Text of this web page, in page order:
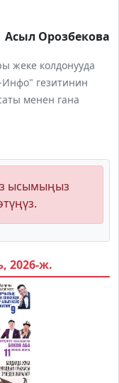
Асыл Орозбекова
жеке колдонууда
Инфо" гезитинин
менен гана
ысымыңыз
2026-ж.